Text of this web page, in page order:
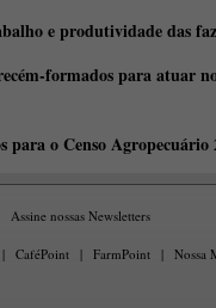
e produtividade das
formados para atuar
para o Censo Agropecuário
Assine nossas Newsletters
| CaféPoint | FarmPoint | Nossa